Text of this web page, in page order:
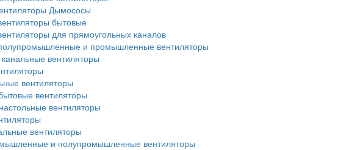
Дымососы
бытовые
для прямоугольных каналов
и промышленные вентиляторы
вентиляторы
вентиляторы
вентиляторы
вентиляторы
вентиляторы
и полупромышленные вентиляторы